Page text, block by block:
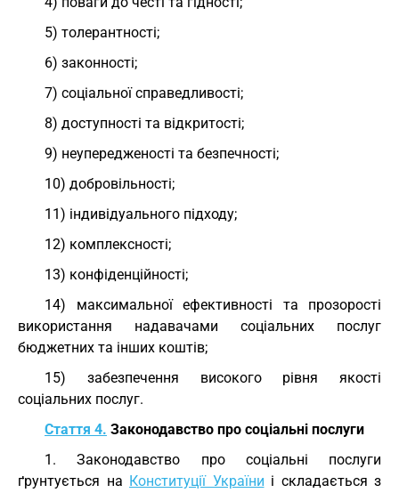
5) толерантності;
6) законності;
7) соціальної справедливості;
8) доступності та відкритості;
9) неупередженості та безпечності;
10) добровільності;
11) індивідуального підходу;
12) комплексності;
13) конфіденційності;
14) максимальної ефективності та прозорості
використання надавачами соціальних послуг
бюджетних та інших коштів;
15) забезпечення високого рівня якості
соціальних послуг.
Стаття 4. Законодавство про соціальні послуги
1. Законодавство про соціальні послуги
ґрунтується на Конституції України і складається з